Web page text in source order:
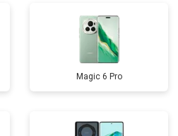
Magic 6 Pro